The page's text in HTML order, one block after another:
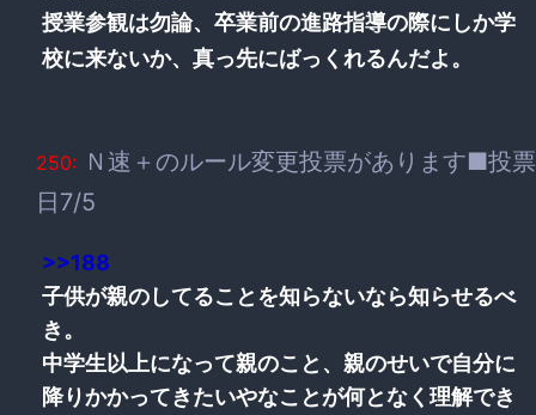
授業参観は勿論、卒業前の進路指導の際にしか学
校に来ないか、真っ先にばっくれるんだよ。
250: Ｎ速＋のルール変更投票があります■投票
日7/5
>>188
子供が親のしてることを知らないなら知らせるべ
き。
中学生以上になって親のこと、親のせいで自分に
降りかかってきたいやなことが何となく理解でき